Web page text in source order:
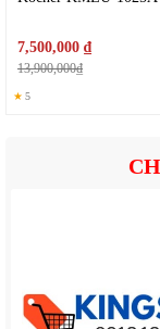
7,500,000 ₫
13,900,000₫
★ 5